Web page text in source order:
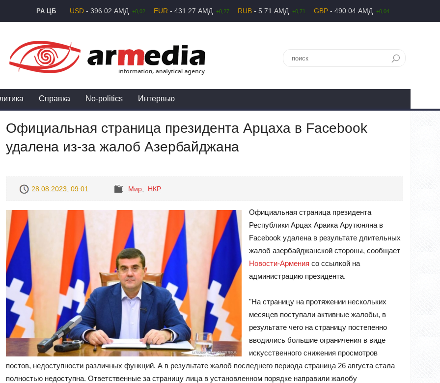
РА ЦБ USD - 396.02 АМД +0,02 EUR - 431.27 АМД +0,27 RUB - 5.71 АМД +0,71 GBP - 490.04 АМД +0,04
Справка No-politics Интервью
Официальная страница президента Арцаха в Facebook
удалена из-за жалоб Азербайджана
28.08.2023, 09:01 Mир НКР
Официальная страница президента
Республики Арцах Араика Арутюняна в
Facebook удалена в результате длительных
жалоб азербайджанской стороны, сообщает
Новости-Армения со ссылкой на
администрацию президента.
"На страницу на протяжении нескольких
месяцев поступали активные жалобы, в
результате чего на страницу постепенно
вводились большие ограничения в виде
искусственного снижения просмотров
постов, недоступности различных функций. А в результате жалоб последнего периода страница 26 августа стала
полностью недоступна. Ответственные за страницу лица в установленном порядке направили жалобу